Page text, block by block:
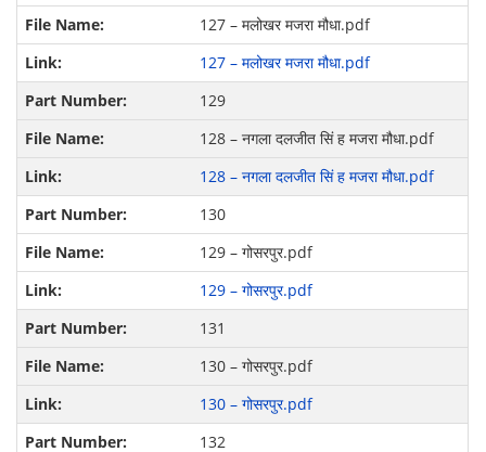
127 – मलोखर मजरा मौधा.pdf
127 – मलोखर मजरा मौधा.pdf
129
128 – नगला दलजीत सिं ह मजरा मौधा.pdf
128 – नगला दलजीत सिं ह मजरा मौधा.pdf
130
129 – गोसरपुर.pdf
129 – गोसरपुर.pdf
131
130 – गोसरपुर.pdf
130 – गोसरपुर.pdf
132